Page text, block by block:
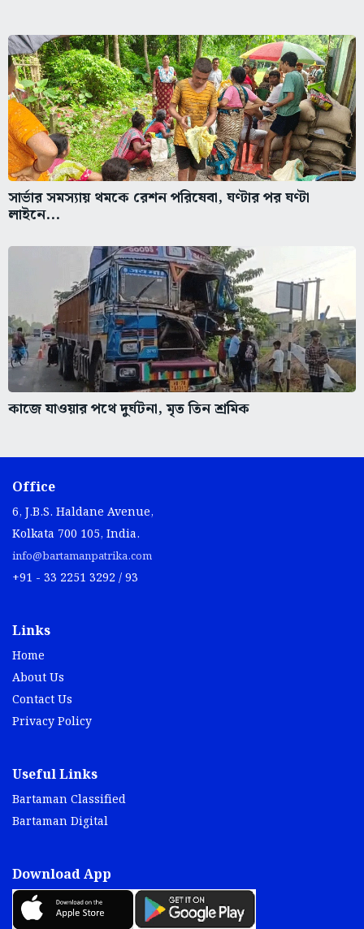
সার্ভার সমস্যায় থমকে রেশন পরিষেবা, ঘণ্টার পর ঘণ্টা
লাইনে...
কাজে যাওয়ার পথে দুর্ঘটনা, মৃত তিন শ্রমিক
Office
6, J.B.S. Haldane Avenue,
Kolkata 700 105, India.
info@bartamanpatrika.com
+91 - 33 2251 3292 / 93
Links
Home
About Us
Contact Us
Privacy Policy
Useful Links
Bartaman Classified
Bartaman Digital
Download App